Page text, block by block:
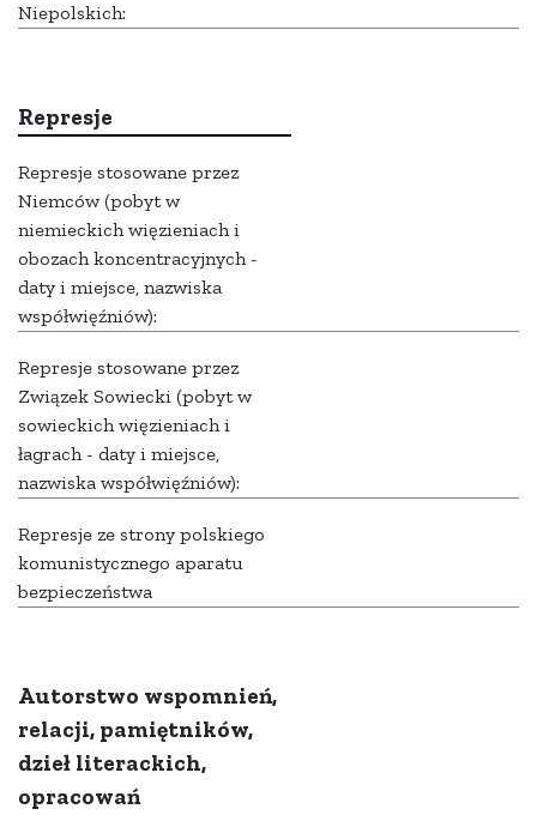
Niepolskich:
Represje
Represje stosowane przez
Niemców (pobyt w
niemieckich więzieniach i
obozach koncentracyjnych -
daty i miejsce, nazwiska
współwięźniów):
Represje stosowane przez
Związek Sowiecki (pobyt w
sowieckich więzieniach i
łagrach - daty i miejsce,
nazwiska współwięźniów):
Represje ze strony polskiego
komunistycznego aparatu
bezpieczeństwa
Autorstwo wspomnień,
relacji, pamiętników,
dzieł literackich,
opracowań